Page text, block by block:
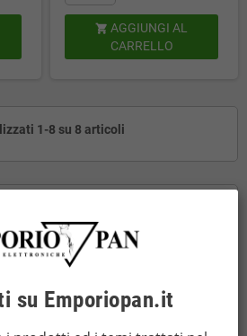
 AGGIUNGI AL
CARRELLO
1-8 su 8 articoli
su Emporiopan.it